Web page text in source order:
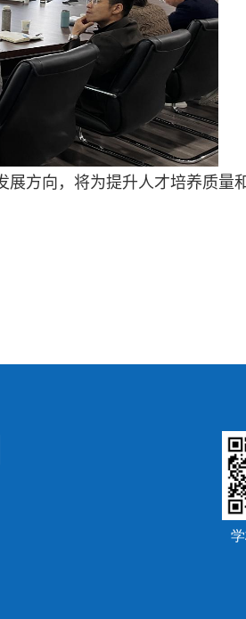
方向，将为提升人才培养质量